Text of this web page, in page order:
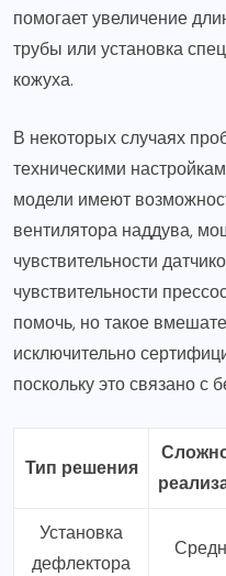
помогает увеличение
трубы или установка
кожуха.
В некоторых случаях
техническими
модели имеют
вентилятора наддува,
чувствительности
чувствительности
помочь, но такое
исключительно
поскольку это связано с
Тип решения
Установка
дефлектора